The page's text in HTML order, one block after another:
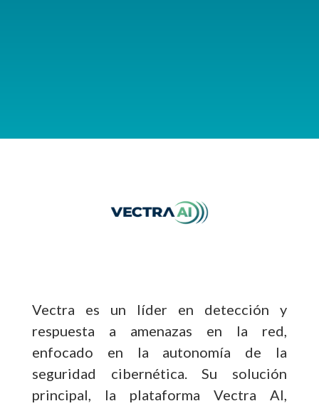
Vectra es un líder en detección y
respuesta a amenazas en la red,
enfocado en la autonomía de la
seguridad cibernética. Su solución
principal, la plataforma Vectra AI,